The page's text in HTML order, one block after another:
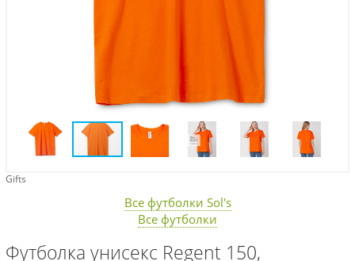
Gifts
Все футболки Sol's
Все футболки
Футболка унисекс Regent 150,